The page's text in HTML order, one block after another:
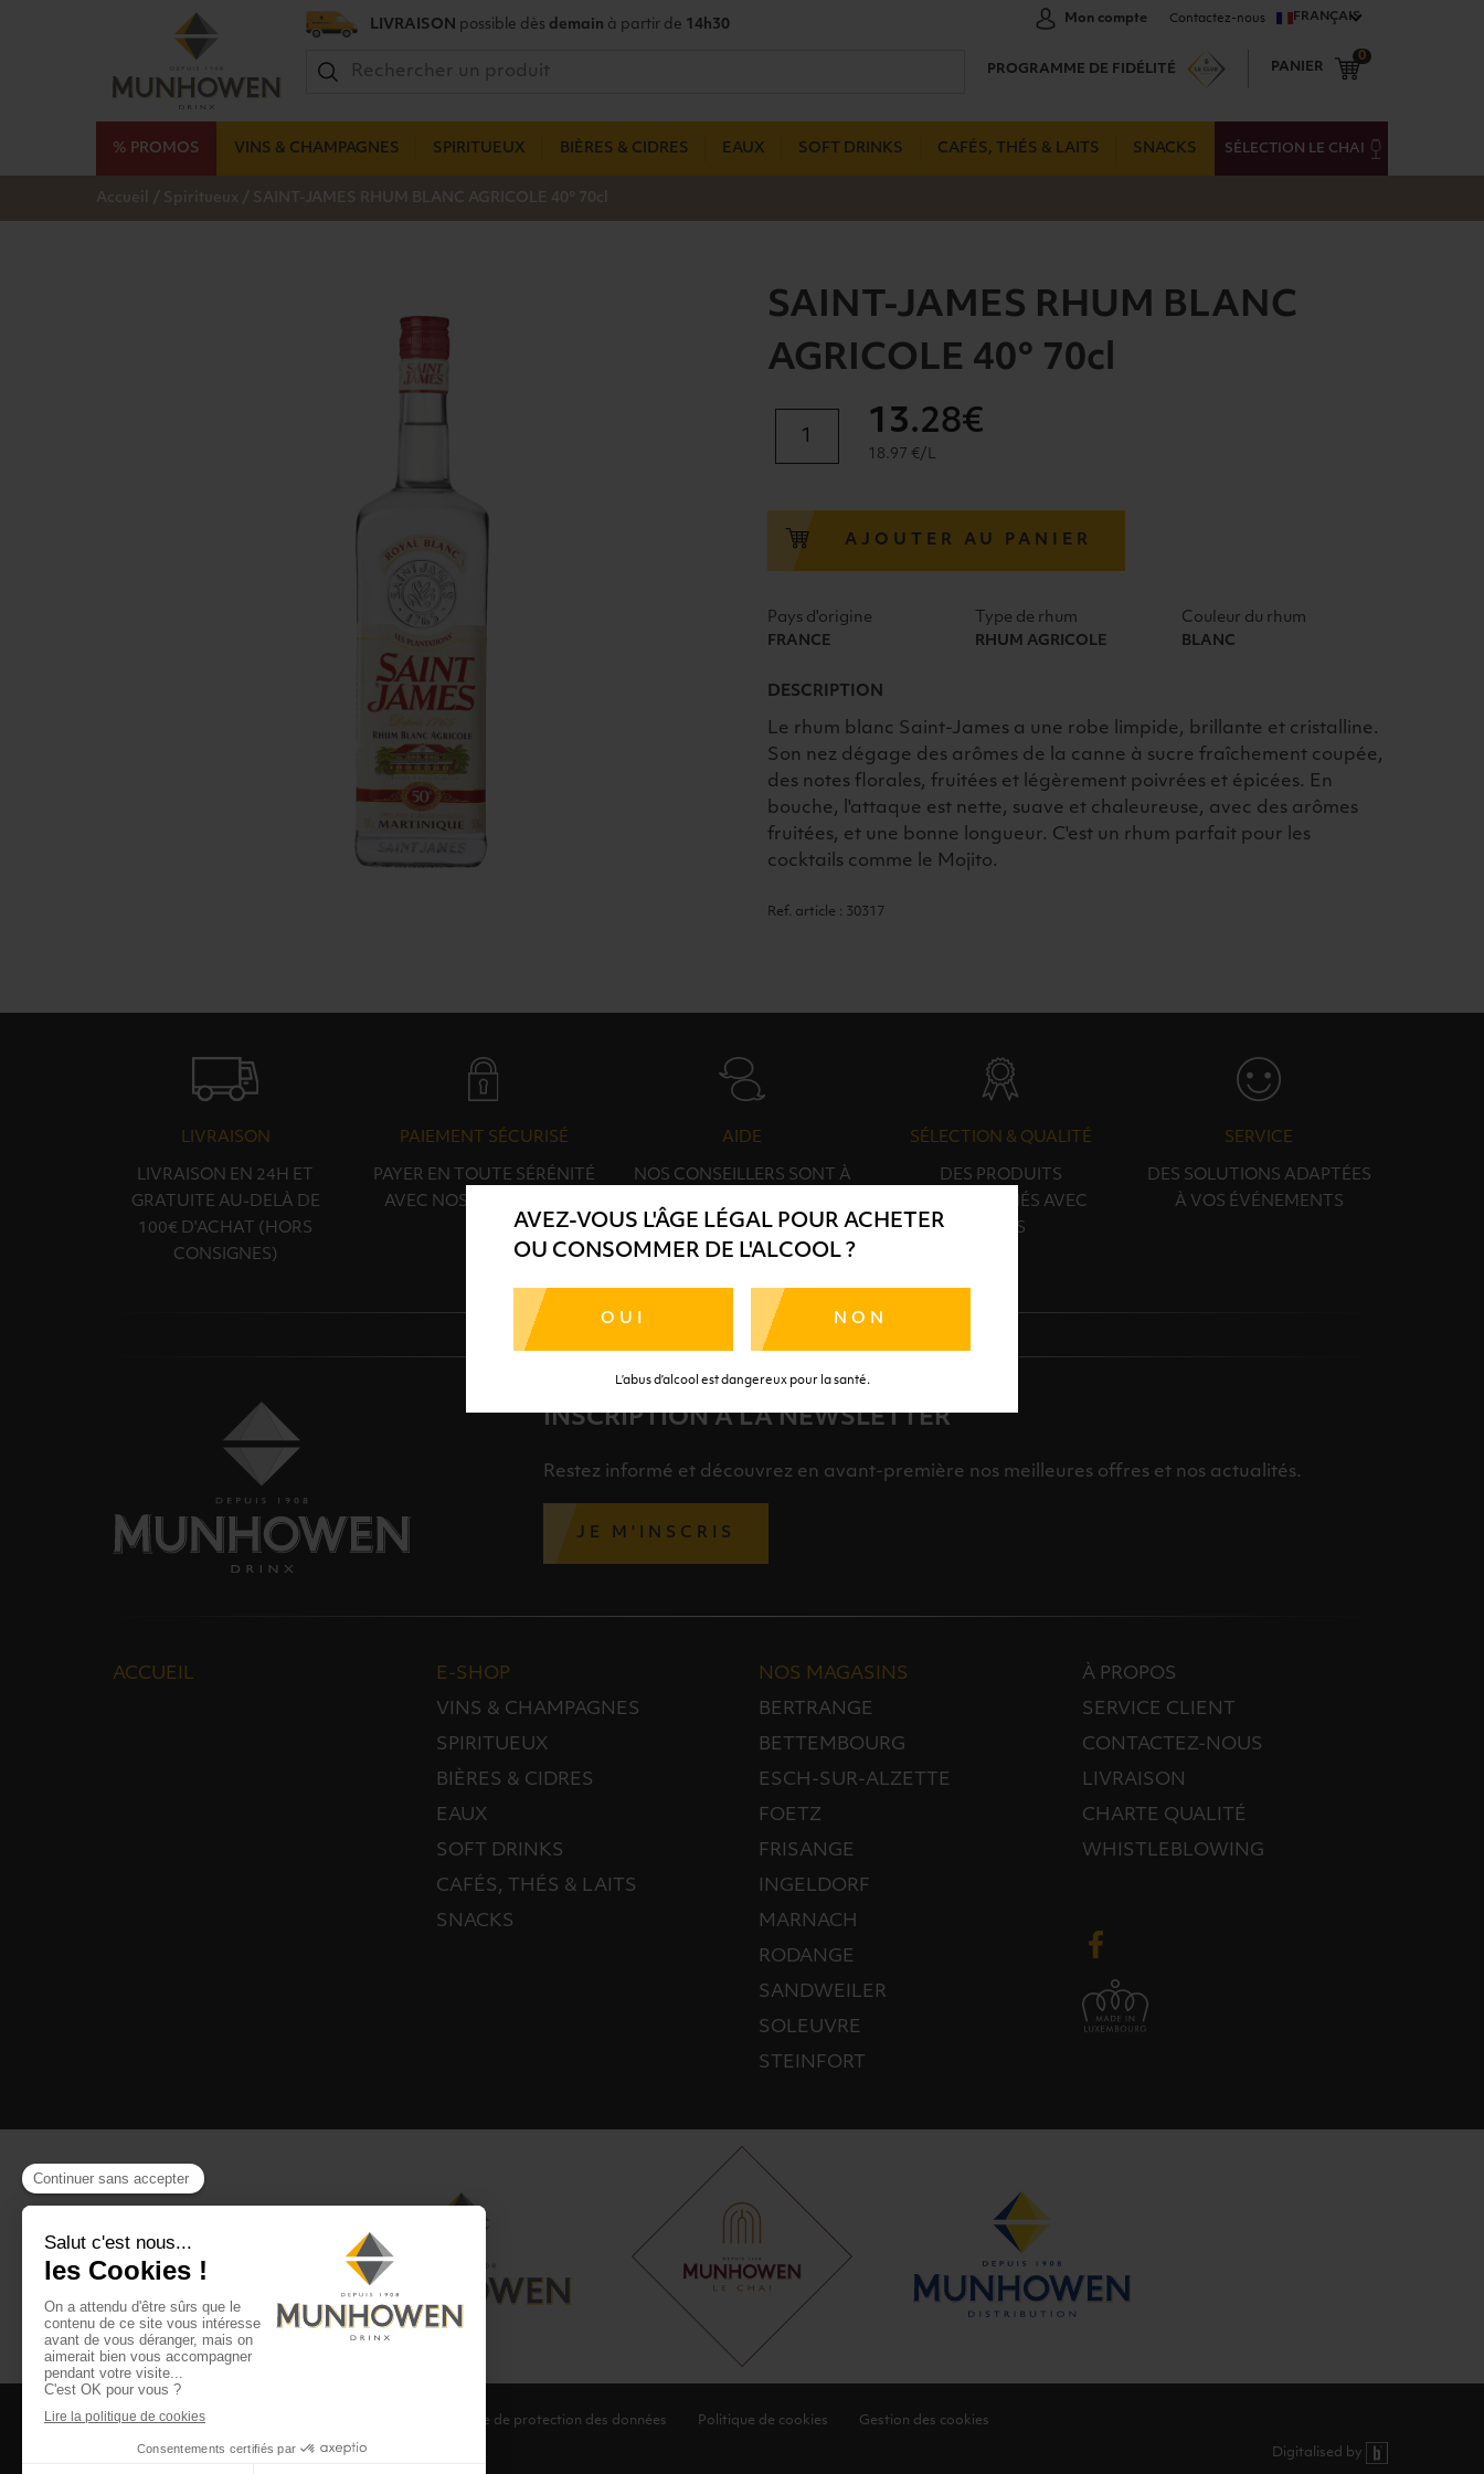
AVEZ-VOUS L'ÂGE LÉGAL POUR ACHETER
OU CONSOMMER DE L'ALCOOL ?
OUI NON
L’abus d’alcool est dangereux pour la santé.
LIVRAISON possible dès demain à partir de 14h30 Mon compte Contactez-nous FRANÇAIS
PROGRAMME DE FIDÉLITÉ PANIER
0
% PROMOS VINS & CHAMPAGNES SPIRITUEUX BIÈRES & CIDRES EAUX SOFT DRINKS CAFÉS, THÉS & LAITS SNACKS SÉLECTION LE CHAI
Accueil / Spiritueux / SAINT-JAMES RHUM BLANC AGRICOLE 40° 70cl
SAINT-JAMES RHUM BLANC
AGRICOLE 40° 70cl
RHUM
BLANC
40°
70cl
13.28€
18.97 €/L
AJOUTER AU PANIER
Pays d'origine
FRANCE
Type de rhum
RHUM AGRICOLE
Couleur du rhum
BLANC
DESCRIPTION
Le rhum blanc Saint-James a une robe limpide, brillante et cristalline.
Son nez dégage des arômes de la canne à sucre fraîchement coupée,
des notes florales, fruitées et légèrement poivrées et épicées. En
bouche, l'attaque est nette, suave et chaleureuse, avec des arômes
fruitées, et une bonne longueur. C'est un rhum parfait pour les
cocktails comme le Mojito.
Ref. article : 30317
LIVRAISON
LIVRAISON EN 24H ET
GRATUITE AU-DELÀ DE
100€ D'ACHAT (HORS
CONSIGNES)
PAIEMENT SÉCURISÉ
PAYER EN TOUTE SÉRÉNITÉ
AVEC NOS PARTENAIRES
AIDE
NOS CONSEILLERS SONT À
SÉLECTION & QUALITÉ
DES PRODUITS
SÉLECTIONNÉS AVEC
SOINS
SERVICE
DES SOLUTIONS ADAPTÉES
À VOS ÉVÉNEMENTS
INSCRIPTION À LA NEWSLETTER
Restez informé et découvrez en avant-première nos meilleures offres et nos actualités.
JE M'INSCRIS
ACCUEIL
E-SHOP
VINS & CHAMPAGNES
SPIRITUEUX
BIÈRES & CIDRES
EAUX
SOFT DRINKS
CAFÉS, THÉS & LAITS
SNACKS
NOS MAGASINS
BERTRANGE
BETTEMBOURG
ESCH-SUR-ALZETTE
FOETZ
FRISANGE
INGELDORF
MARNACH
RODANGE
SANDWEILER
SOLEUVRE
STEINFORT
À PROPOS
SERVICE CLIENT
CONTACTEZ-NOUS
LIVRAISON
CHARTE QUALITÉ
WHISTLEBLOWING
CGV CGU Club Drinx Politique de protection des données Politique de cookies Gestion des cookies
©2026 Munhowen Drinx / Tous droits réservés Digitalised by